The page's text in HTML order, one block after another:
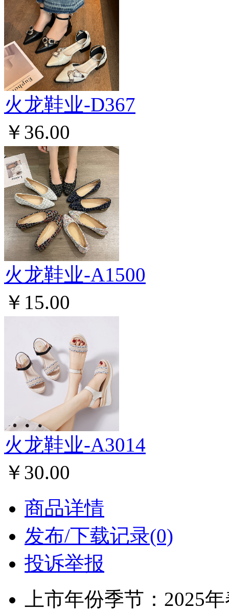
火龙鞋业-D367
￥36.00
火龙鞋业-A1500
￥15.00
火龙鞋业-A3014
￥30.00
商品详情
发布/下载记录(0)
投诉举报
上市年份季节：2025